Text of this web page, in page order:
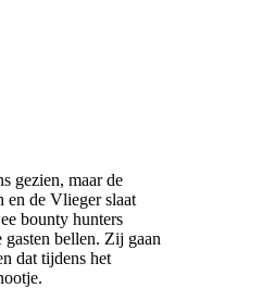
gezien, maar de
en de Vlieger slaat
bounty hunters
gasten bellen. Zij gaan
dat tijdens het